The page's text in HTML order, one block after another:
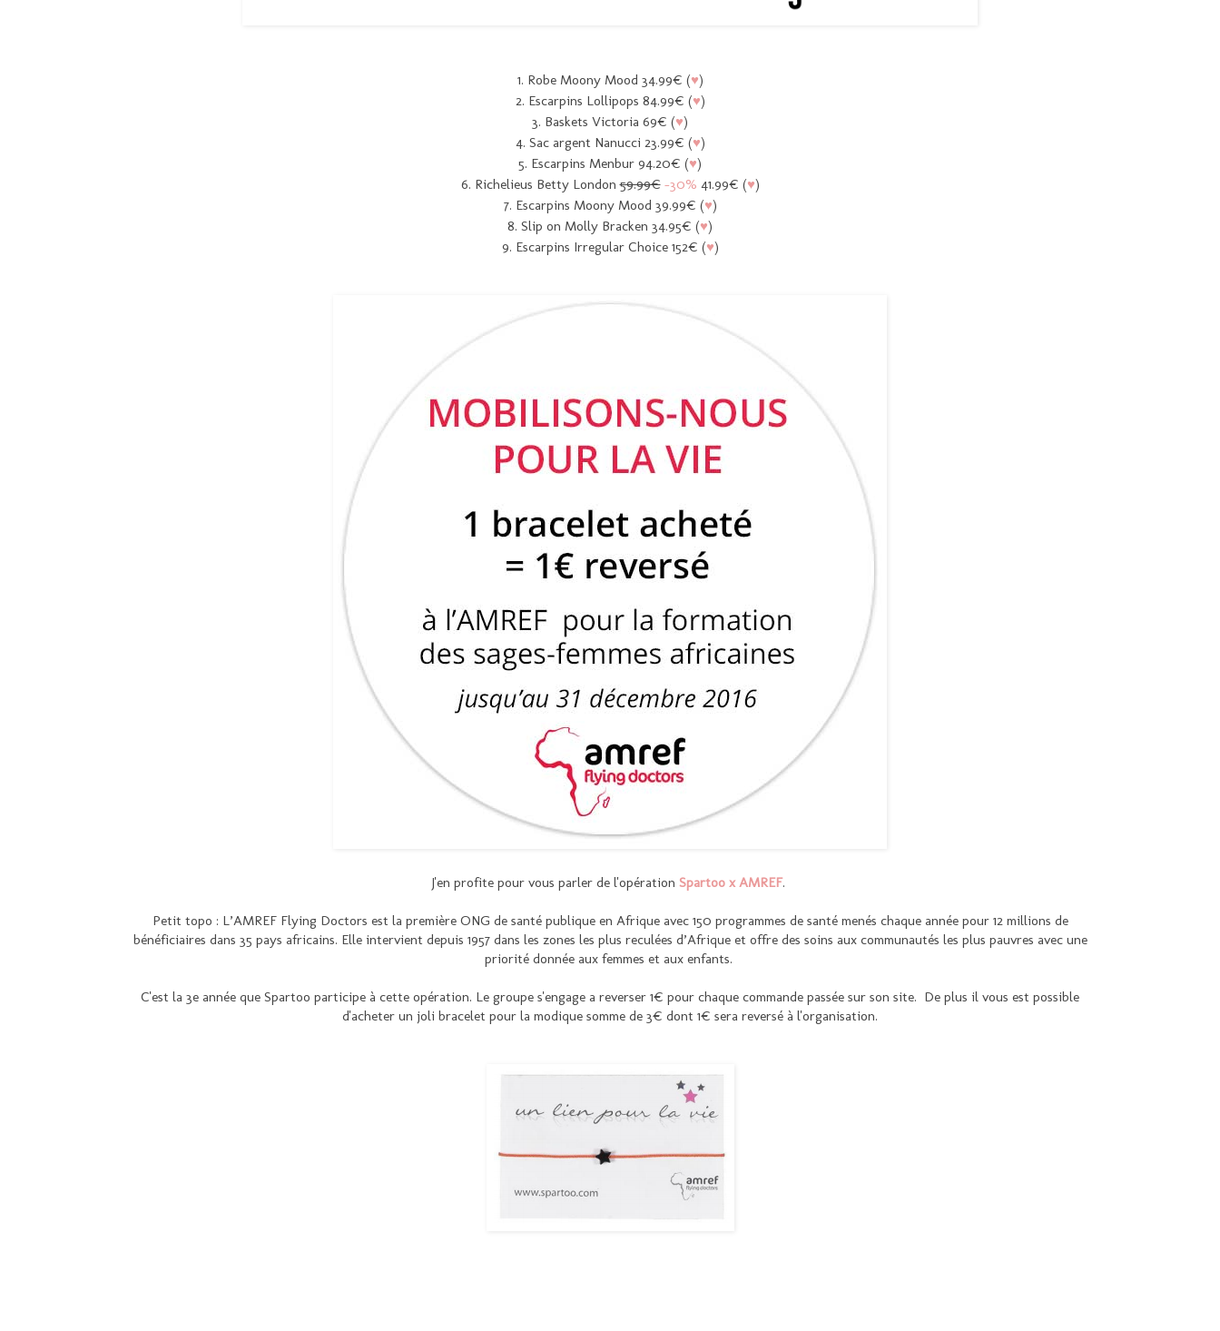
1. Robe Moony Mood 34.99€ (♥)
2. Escarpins Lollipops 84.99€ (♥)
3. Baskets Victoria 69€ (♥)
4. Sac argent Nanucci 23.99€ (♥)
5. Escarpins Menbur 94.20€ (♥)
6. Richelieus Betty London59.99€ -30% 41.99€ (♥)
7. Escarpins Moony Mood 39.99€ (♥)
8. Slip on Molly Bracken 34.95€ (♥)
9. Escarpins Irregular Choice 152€ (♥)
J'en profite pour vous parler de l'opération Spartoo x AMREF.
Petit topo : L’AMREF Flying Doctors est la première ONG de santé publique en Afrique avec 150 programmes de santé menés chaque année pour 12 millions de
bénéficiaires dans 35 pays africains. Elle intervient depuis 1957 dans les zones les plus reculées d’Afrique et offre des soins aux communautés les plus pauvres avec une
priorité donnée aux femmes et aux enfants.
C'est la 3e année que Spartoo participe à cette opération. Le groupe s'engage a reverser 1€ pour chaque commande passée sur son site. De plus il vous est possible
d'acheter un joli bracelet pour la modique somme de 3€ dont 1€ sera reversé à l'organisation.